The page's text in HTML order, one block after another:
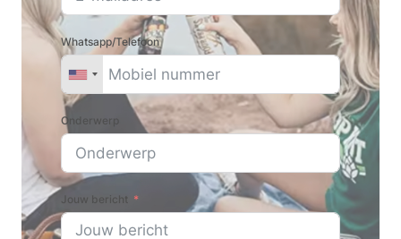
Whatsapp/Telefoon
Onderwerp
Jouw bericht